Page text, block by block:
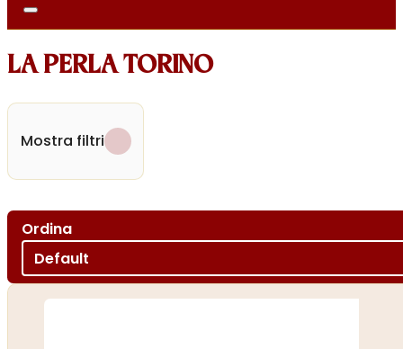
LA PERLA TORINO
Mostra filtri
Ordina
Ordina per
Sort content